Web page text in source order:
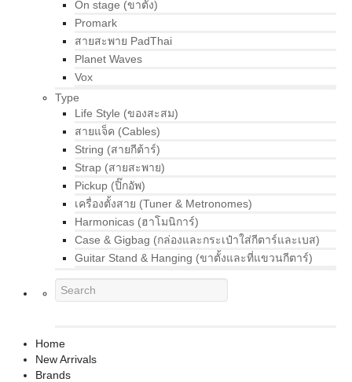
On stage (ขาตั้ง)
Promark
สายสะพาย PadThai
Planet Waves
Vox
Type
Life Style (ของสะสม)
สายแจ็ค (Cables)
String (สายกีต้าร์)
Strap (สายสะพาย)
Pickup (ปิ๊กอัพ)
เครื่องตั้งสาย (Tuner & Metronomes)
Harmonicas (ฮาโมนิการ์)
Case & Gigbag (กล่องและกระเป๋าใส่กีตาร์และเบส)
Guitar Stand & Hanging (ขาตั้งและที่แขวนกีตาร์)
Home
New Arrivals
Brands